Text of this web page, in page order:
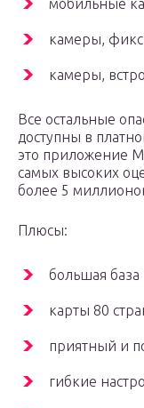
мобильные
камеры,
камеры,
Все остальные
доступны в
это приложение
самых высоких
более 5
Плюсы:
большая
карты 80
приятный и
гибкие